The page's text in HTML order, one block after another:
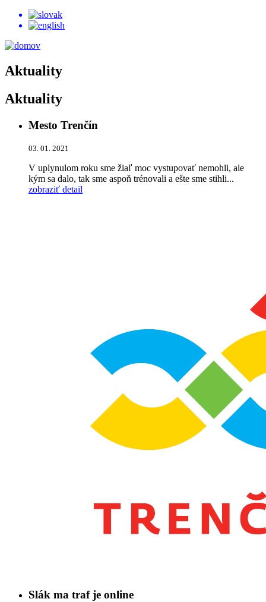
Aktuality
Aktuality
Mesto Trenčín
03. 01. 2021
V uplynulom roku sme žiaľ moc vystupovať nemohli, ale
kým sa dalo, tak sme aspoň trénovali a ešte sme stihli...
zobraziť detail
Slák ma traf je online